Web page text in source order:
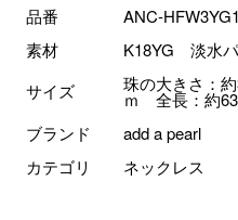
品番
ANC-
素材
K18YG 淡水
サイズ
珠の大きさ：
ｍ 全長：約
ブランド
add a pearl
カテゴリ
ネックレス